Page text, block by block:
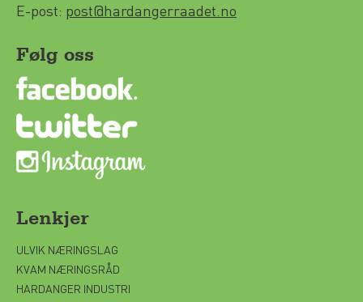
E-post: post@hardangerraadet.no
Følg oss
Lenkjer
ULVIK NÆRINGSLAG
KVAM NÆRINGSRÅD
HARDANGER INDUSTRI